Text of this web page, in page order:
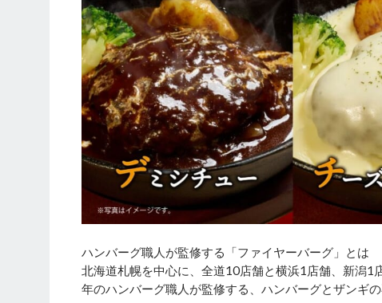
ハンバーグ職人が監修する「ファイヤーバーグ」とは
北海道札幌を中心に、全道10店舗と横浜1店舗、新潟
年のハンバーグ職人が監修する、ハンバーグとザンギの